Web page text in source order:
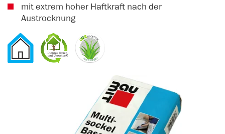
mit extrem hoher Haftkraft nach der
Austrocknung